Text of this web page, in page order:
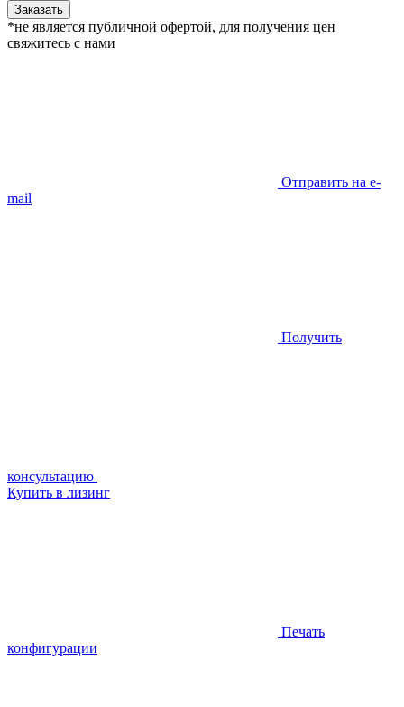
Заказать
*не является публичной офертой, для получения цен
свяжитесь с нами
Отправить на e-
mail
Получить
консультацию
Купить в лизинг
Печать
конфигурации